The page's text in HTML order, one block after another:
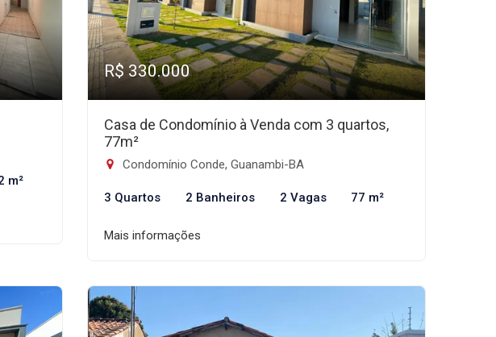
m²
R$ 330.000
Casa de Condomínio à Venda com 3 quartos,
77m²
Condomínio Conde, Guanambi-BA
3 Quartos 2 Banheiros 2 Vagas 77 m²
Mais informações